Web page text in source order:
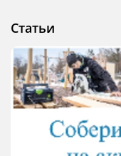
Статьи